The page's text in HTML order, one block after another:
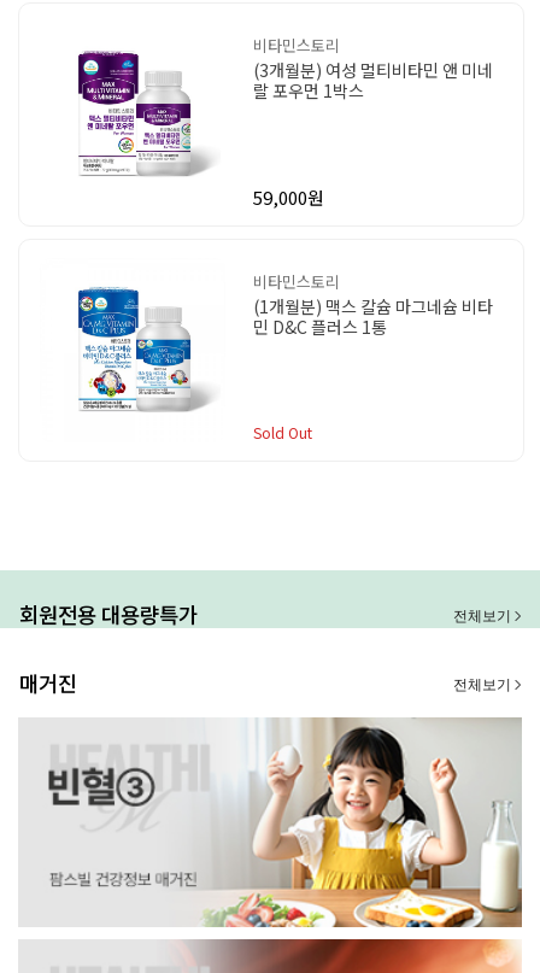
비타민스토리
(3개월분) 여성 멀티비타민 앤 미네
랄 포우먼 1박스
59,000원
비타민스토리
(1개월분) 맥스 칼슘 마그네슘 비타
민 D&C 플러스 1통
Sold Out
회원전용 대용량특가 전체보기
매거진 전체보기